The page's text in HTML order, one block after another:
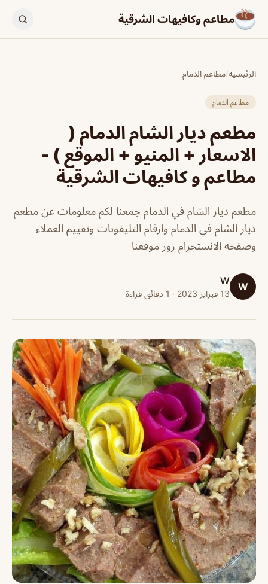
مطاعم وكافيهات الشرقية
الرئيسية/مطاعم الدمام
مطاعم الدمام
مطعم ديار الشام الدمام (
الاسعار + المنيو + الموقع ) -
مطاعم و كافيهات الشرقية
مطعم ديار الشام في الدمام جمعنا لكم معلومات عن مطعم
ديار الشام في الدمام وارقام التليفونات وتقييم العملاء
وصفحه الانستجرام زور موقعنا
W
W
13 فبراير 2023 · 1 دقائق قراءة